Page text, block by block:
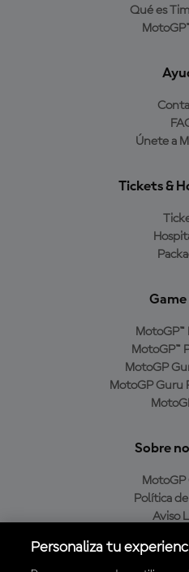
Qué es
Únete a
Tickets &
Game
MotoGP™
MotoGP™
MotoGP
MotoGP Guru
Sobre
MotoGP
Política
Aviso
Política de
Personaliza tu